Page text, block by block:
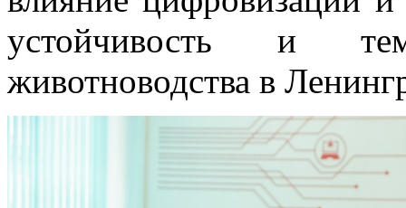
устойчивость и
животноводства в